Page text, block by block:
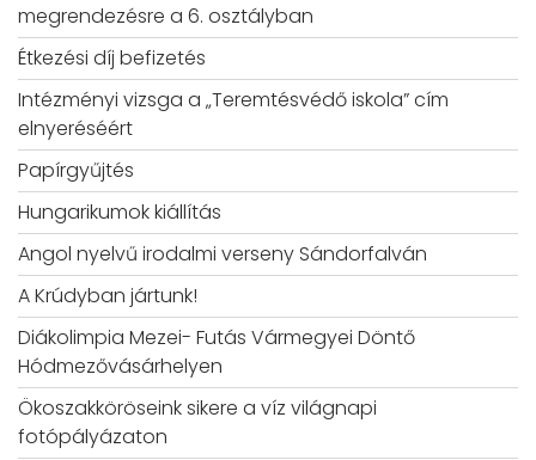
megrendezésre a 6. osztályban
Étkezési díj befizetés
Intézményi vizsga a „Teremtésvédő iskola” cím
elnyeréséért
Papírgyűjtés
Hungarikumok kiállítás
Angol nyelvű irodalmi verseny Sándorfalván
A Krúdyban jártunk!
Diákolimpia Mezei- Futás Vármegyei Döntő
Hódmezővásárhelyen
Ökoszakköröseink sikere a víz világnapi
fotópályázaton